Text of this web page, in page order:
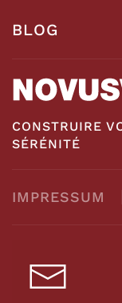
BLOG
CONSTRUIRE
SÉRÉNITÉ
IMPRESSUM